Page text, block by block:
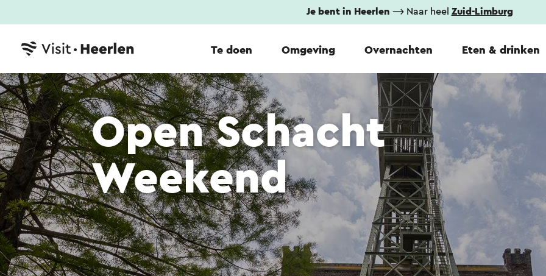
Je bent in Heerlen ⟶ Naar heel Zuid-Limburg
Te doen Omgeving Overnachten Eten & drinken
Open Schacht
Weekend